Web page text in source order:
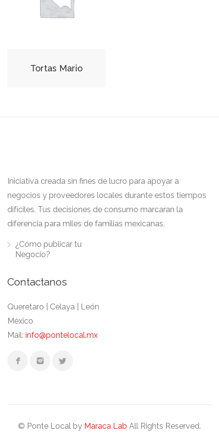
Tortas Mario
Iniciativa creada sin fines de lucro para apoyar a
negocios y proveedores locales durante estos tiempos
difíciles. Tus decisiones de consumo marcaran la
diferencia para miles de familias mexicanas.
¿Cómo publicar tu
Negocio?
Contactanos
Queretaro | Celaya | León
México
Mail: info@pontelocal.mx
© Ponte Local by Maraca Lab All Rights Reserved.